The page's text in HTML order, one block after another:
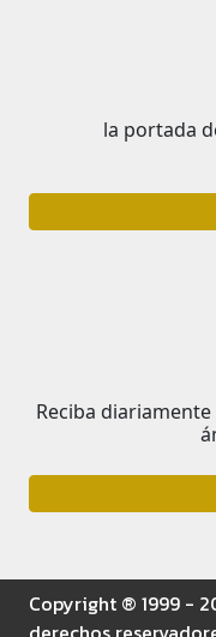
la portada
Reciba
Copyright ® 1999 -